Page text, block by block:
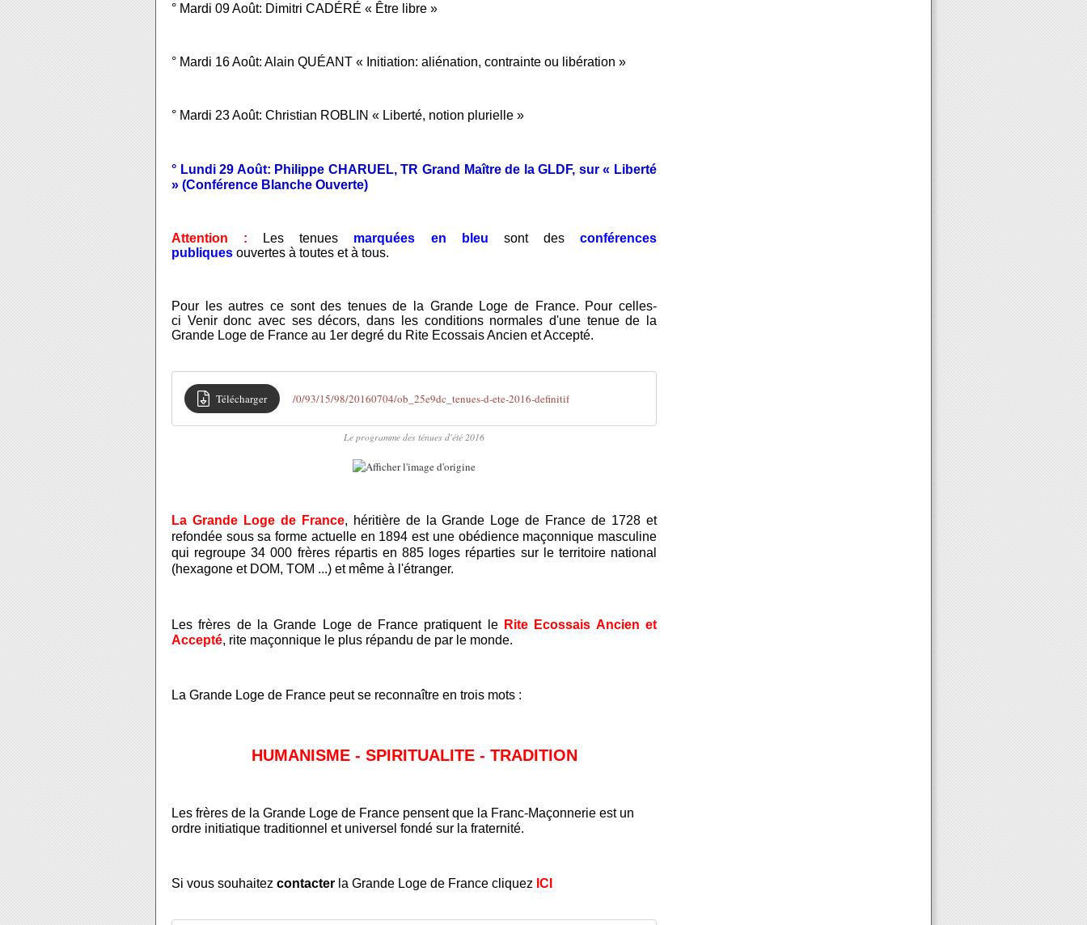
° Mardi 09 Août: Dimitri CADÉRÉ « Être libre »
° Mardi 16 Août: Alain QUÉANT « Initiation: aliénation, contrainte ou libération »
° Mardi 23 Août: Christian ROBLIN « Liberté, notion plurielle »
° Lundi 29 Août: Philippe CHARUEL, TR Grand Maître de la GLDF, sur « Liberté
» (Conférence Blanche Ouverte)
Attention : Les tenues marquées en bleu sont desconférences
publiques ouvertes à toutes et à tous.
Pour les autres ce sont des tenues de la Grande Loge de France. Pour celles-
ci Venir donc avec ses décors, dans les conditions normales d'une tenue de la
Grande Loge de France au 1er degré du Rite Ecossais Ancien et Accepté.
Télécharger /0/93/15/98/20160704/ob_25e9dc_tenues-d-ete-2016-definitif
Le programme des ténues d'été 2016
La Grande Loge de France, héritière de la Grande Loge de France de 1728 et
refondée sous sa forme actuelle en 1894 est une obédience maçonnique masculine
qui regroupe 34 000 frères répartis en 885 loges réparties sur le territoire national
(hexagone et DOM, TOM ...) et même à l'étranger.
Les frères de la Grande Loge de France pratiquent le Rite Ecossais Ancien et
Accepté, rite maçonnique le plus répandu de par le monde.
La Grande Loge de France peut se reconnaître en trois mots :
HUMANISME - SPIRITUALITE - TRADITION
Les frères de la Grande Loge de France pensent que la Franc-Maçonnerie est un
ordre initiatique traditionnel et universel fondé sur la fraternité.
Si vous souhaitez contacter la Grande Loge de France cliquez ICI